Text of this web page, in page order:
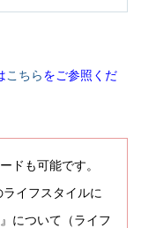
こちらをご参照くだ
ドも可能です。
イフスタイルに
について（ライフ